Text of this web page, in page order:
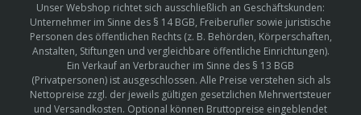
Unser Webshop richtet sich ausschließlich an Geschäftskunden:
Unternehmer im Sinne des § 14 BGB, Freiberufler sowie juristische
Personen des öffentlichen Rechts (z. B. Behörden, Körperschaften,
Anstalten, Stiftungen und vergleichbare öffentliche Einrichtungen).
Ein Verkauf an Verbraucher im Sinne des § 13 BGB
(Privatpersonen) ist ausgeschlossen. Alle Preise verstehen sich als
Nettopreise zzgl. der jeweils gültigen gesetzlichen Mehrwertsteuer
und Versandkosten. Optional können Bruttopreise eingeblendet